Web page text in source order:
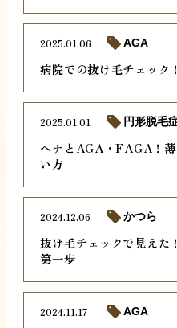
病院での抜け毛チェック
2025.01.06 AGA
ヘナとAGA・FAGA！
い方
2025.01.01 円形脱毛
抜け毛チェックで見えた
第一歩
2024.12.06 かつら
2024.11.17 AGA